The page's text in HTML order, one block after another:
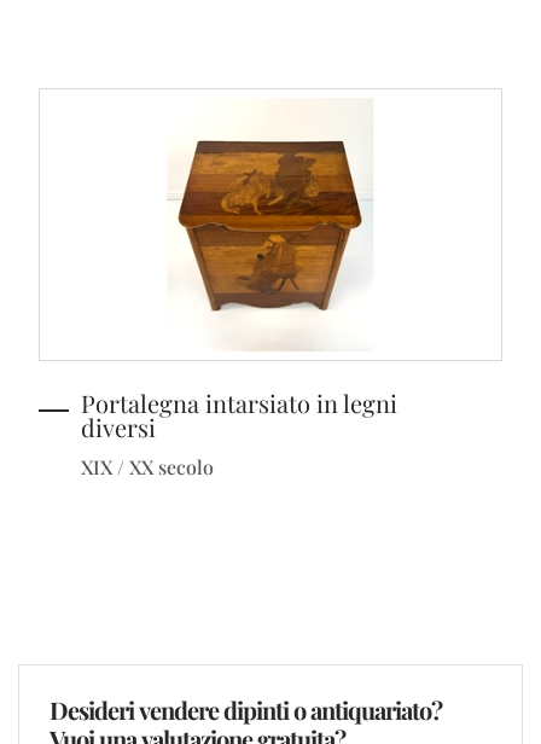
Portalegna intarsiato in legni
diversi
XIX / XX secolo
Desideri vendere dipinti o antiquariato?